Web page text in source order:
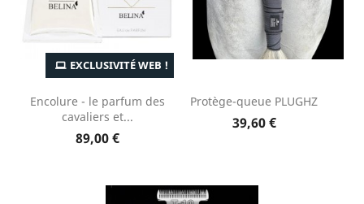
Encolure - le parfum des
cavaliers et...
89,00 €
EXCLUSIVITÉ WEB !
Protège-queue PLUGHZ
39,60 €